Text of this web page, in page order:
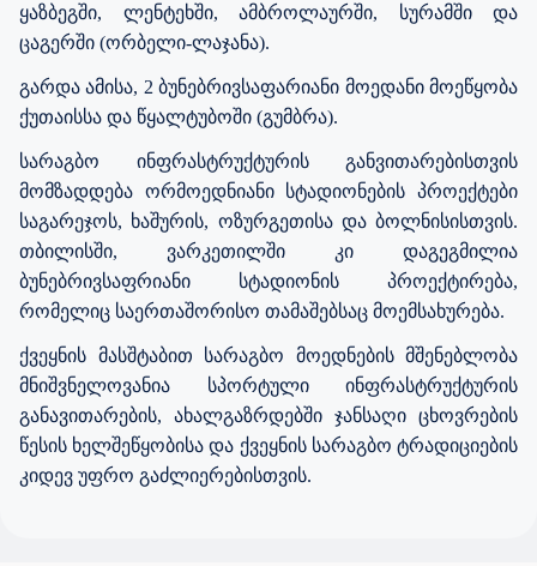
ყაზბეგში, ლენტეხში, ამბროლაურში, სურამში და
ცაგერში (ორბელი-ლაჯანა).
გარდა ამისა, 2 ბუნებრივსაფარიანი მოედანი მოეწყობა
ქუთაისსა და წყალტუბოში (გუმბრა).
სარაგბო ინფრასტრუქტურის განვითარებისთვის
მომზადდება ორმოედნიანი სტადიონების პროექტები
საგარეჯოს, ხაშურის, ოზურგეთისა და ბოლნისისთვის.
თბილისში, ვარკეთილში კი დაგეგმილია
ბუნებრივსაფრიანი სტადიონის პროექტირება,
რომელიც საერთაშორისო თამაშებსაც მოემსახურება.
ქვეყნის მასშტაბით სარაგბო მოედნების მშენებლობა
მნიშვნელოვანია სპორტული ინფრასტრუქტურის
განავითარების, ახალგაზრდებში ჯანსაღი ცხოვრების
წესის ხელშეწყობისა და ქვეყნის სარაგბო ტრადიციების
კიდევ უფრო გაძლიერებისთვის.